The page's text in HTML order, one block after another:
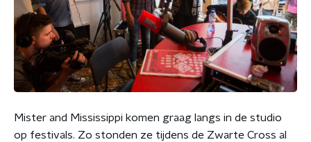
Mister and Mississippi komen graag langs in de studio
op festivals. Zo stonden ze tijdens de Zwarte Cross al